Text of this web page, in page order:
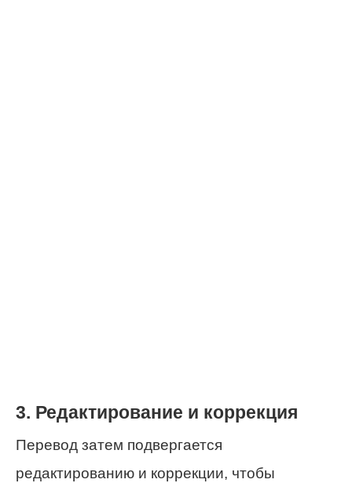
3. Редактирование и коррекция
Перевод затем подвергается
редактированию и коррекции, чтобы